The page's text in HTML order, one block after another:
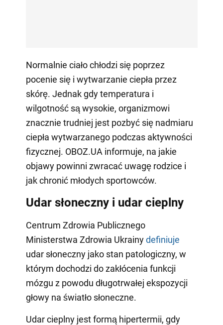
Normalnie ciało chłodzi się poprzez
pocenie się i wytwarzanie ciepła przez
skórę. Jednak gdy temperatura i
wilgotność są wysokie, organizmowi
znacznie trudniej jest pozbyć się nadmiaru
ciepła wytwarzanego podczas aktywności
fizycznej. OBOZ.UA informuje, na jakie
objawy powinni zwracać uwagę rodzice i
jak chronić młodych sportowców.
Udar słoneczny i udar cieplny
Centrum Zdrowia Publicznego
Ministerstwa Zdrowia Ukrainydefiniuje
udar słoneczny jako stan patologiczny, w
którym dochodzi do zakłócenia funkcji
mózgu z powodu długotrwałej ekspozycji
głowy na światło słoneczne.
Udar cieplny jest formą hipertermii, gdy